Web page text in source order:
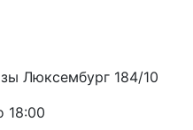
Люксембург 184/10
18:00